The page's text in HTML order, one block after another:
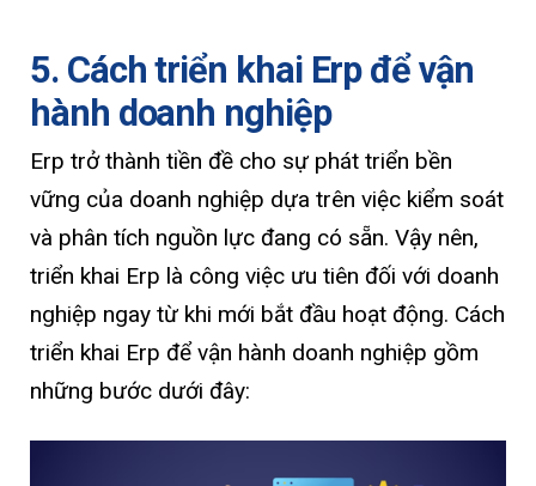
5. Cách triển khai Erp để vận
hành doanh nghiệp
Erp trở thành tiền đề cho sự phát triển bền
vững của doanh nghiệp dựa trên việc kiểm soát
và phân tích nguồn lực đang có sẵn. Vậy nên,
triển khai Erp là công việc ưu tiên đối với doanh
nghiệp ngay từ khi mới bắt đầu hoạt động. Cách
triển khai Erp để vận hành doanh nghiệp gồm
những bước dưới đây: